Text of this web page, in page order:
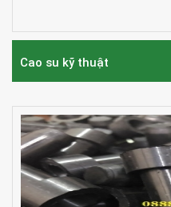
Cao su kỹ thuật